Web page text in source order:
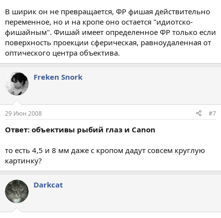
В ширик он не превращается, ФР фишая действительно
переменное, но и на кропе оно остается "идиотско-
фишайным". Фишай имеет определенное ФР только если
поверхность проекции сферическая, равноудаленная от
оптического центра объектива.
Freken Snork
29 Июн 2008 #7
Ответ: объективы рыбий глаз и Canon
то есть 4,5 и 8 мм даже с кропом дадут совсем круглую
картинку?
Darkcat